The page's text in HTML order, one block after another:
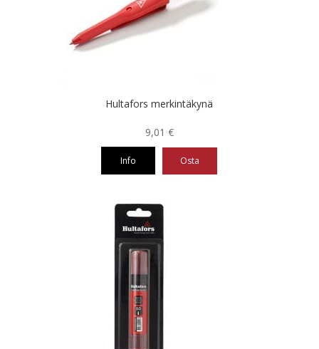
Hultafors merkintäkynä
9,01 €
Info Osta